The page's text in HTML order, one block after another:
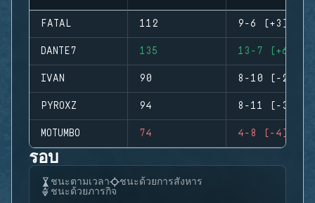
FATAL 112 9-6 (+3)
DANTE7 135 13-7 (+6)
IVAN 90 8-10 (-2)
PYROXZ 94 8-11 (-3)
MOTUMBO 74 4-8 (-4)
รอบ
ชนะตามเวลา
ชนะด้วยการสังหาร
ชนะด้วยภารกิจ